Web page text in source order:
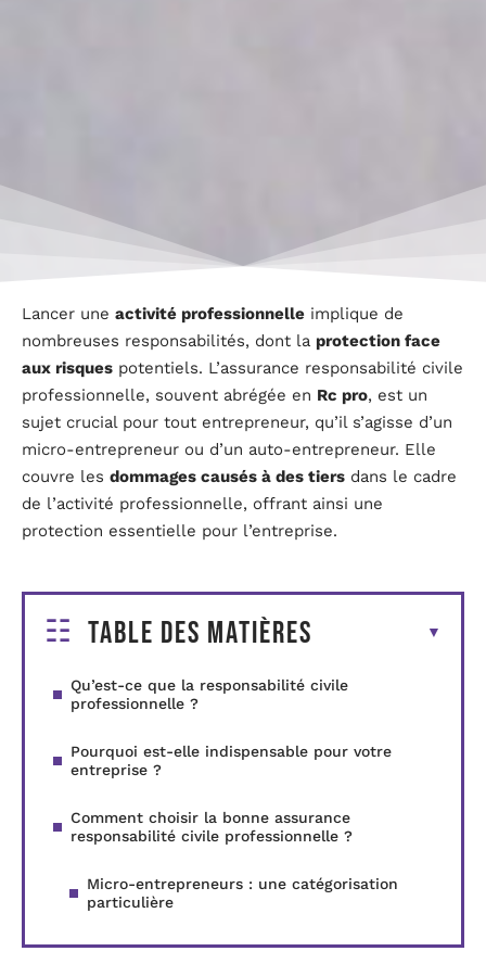
Lancer une activité professionnelle implique de
nombreuses responsabilités, dont la protection face
aux risques potentiels. L’assurance responsabilité civile
professionnelle, souvent abrégée en Rc pro, est un
sujet crucial pour tout entrepreneur, qu’il s’agisse d’un
micro-entrepreneur ou d’un auto-entrepreneur. Elle
couvre les dommages causés à des tiers dans le cadre
de l’activité professionnelle, offrant ainsi une
protection essentielle pour l’entreprise.
Table des matières
Qu’est-ce que la responsabilité civile
professionnelle ?
Pourquoi est-elle indispensable pour votre
entreprise ?
Comment choisir la bonne assurance
responsabilité civile professionnelle ?
Micro-entrepreneurs : une catégorisation
particulière